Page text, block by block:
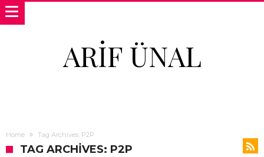
ARIF ÜNAL
Home Tag Archives: P2P
TAG ARCHIVES: P2P